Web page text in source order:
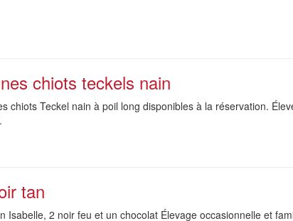
chiots teckels nain
chiots Teckel nain à poil long disponibles à la réservation.
tan
Isabelle, 2 noir feu et un chocolat Élevage occasionnelle et